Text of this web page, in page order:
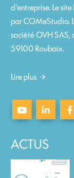
d'entreprise. Le
parCOMeStudio.
société OVH SAS,
59100 Roubaix.
Lire plus
ACTUS